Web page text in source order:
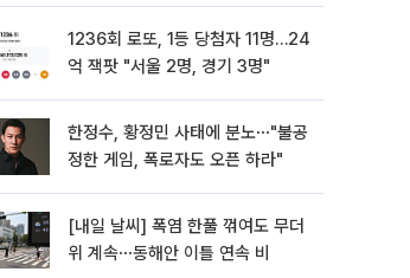
1236회 로또, 1등 당첨자 11명…24
억 잭팟 "서울 2명, 경기 3명"
한정수, 황정민 사태에 분노⋯"불공
정한 게임, 폭로자도 오픈 하라"
[내일 날씨] 폭염 한풀 꺾여도 무더
위 계속⋯동해안 이틀 연속 비